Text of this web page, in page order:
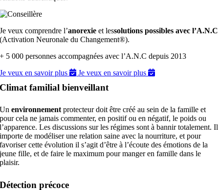
Je veux comprendre l’anorexie et lessolutions possibles avec l’A.N.C
(Activation Neuronale du Changement®).
+ 5 000 personnes accompagnées avec l’A.N.C depuis 2013
Je veux en savoir plus
Je veux en savoir plus
Climat familial bienveillant
Unenvironnement protecteur doit être créé au sein de la famille et
pour cela ne jamais commenter, en positif ou en négatif, le poids ou
l’apparence. Les discussions sur les régimes sont à bannir totalement. Il
importe de modéliser une relation saine avec la nourriture, et pour
favoriser cette évolution il s’agit d’être à l’écoute des émotions de la
jeune fille, et de faire le maximum pour manger en famille dans le
plaisir.
Détection précoce